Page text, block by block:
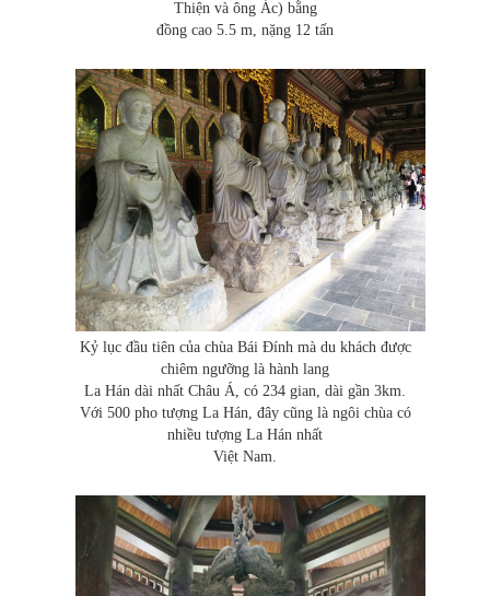
Thiện và ông Ác) bằng
đồng cao 5.5 m, nặng 12 tấn
Kỷ lục đầu tiên của chùa Bái Đính mà du khách được
chiêm ngưỡng là hành lang
La Hán dài nhất Châu Á, có 234 gian, dài gần 3km.
Với 500 pho tượng La Hán, đây cũng là ngôi chùa có
nhiều tượng La Hán nhất
Việt Nam.